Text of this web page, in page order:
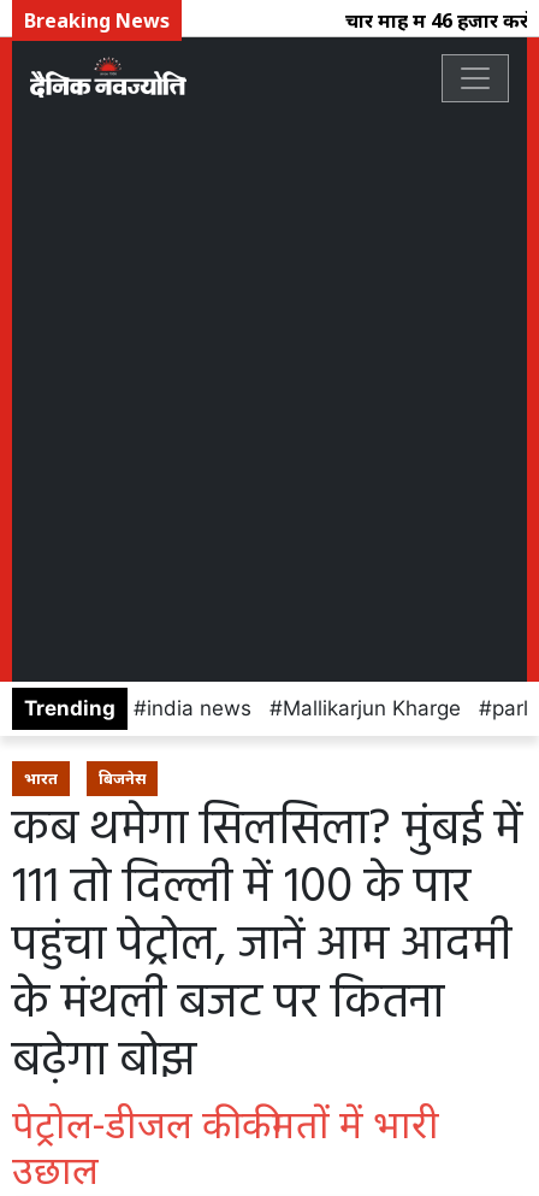
Breaking News चार माह में 46 हजार
Trending india news Mallikarjun Kharge
भारत बिजनेस
कब थमेगा सिलसिला? मुंबई में
111 तो दिल्ली में 100 के पार
पहुंचा पेट्रोल, जानें आम आदमी
के मंथली बजट पर कितना
बढ़ेगा बोझ
पेट्रोल-डीजल की कीमतों में भारी
उछाल